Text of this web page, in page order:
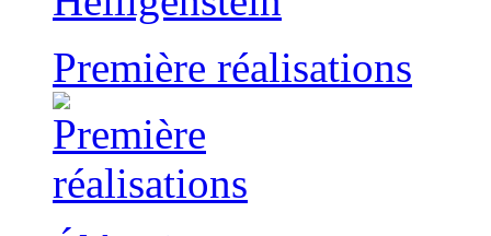
Première réalisations